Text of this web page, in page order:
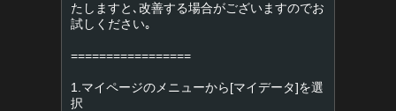
たしますと､改善する場合がございますのでお
試しください｡
=================
1.マイページのメニューから[マイデータ]を選
択